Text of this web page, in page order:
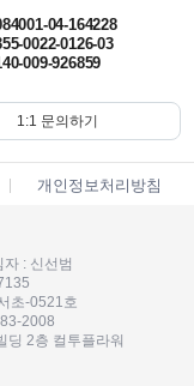
04-164228
0022-0126-03
009-926859
1:1 문의하기
개인정보처리방침
: 신선범
초-0521호
2008
딩 2층 컬투플라워